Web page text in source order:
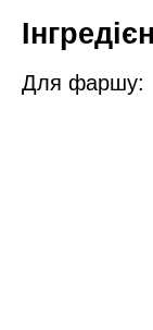
Для фаршу: